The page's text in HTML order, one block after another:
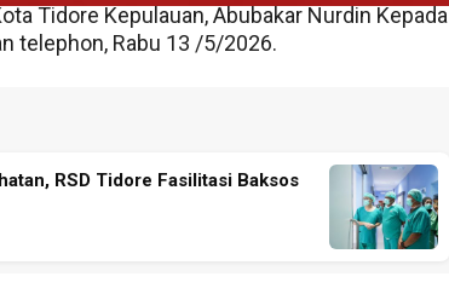
Tidore Kepulauan, Abubakar Nurdin Kepada
telephon, Rabu 13 /5/2026.
RSD Tidore Fasilitasi Baksos